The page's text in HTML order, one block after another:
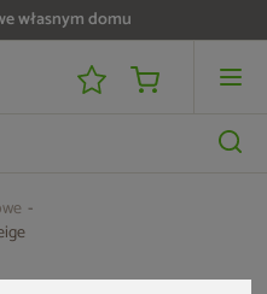
własnym domu
i raty RRSO 0%